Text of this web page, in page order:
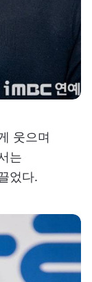
웃으며
는
었다.